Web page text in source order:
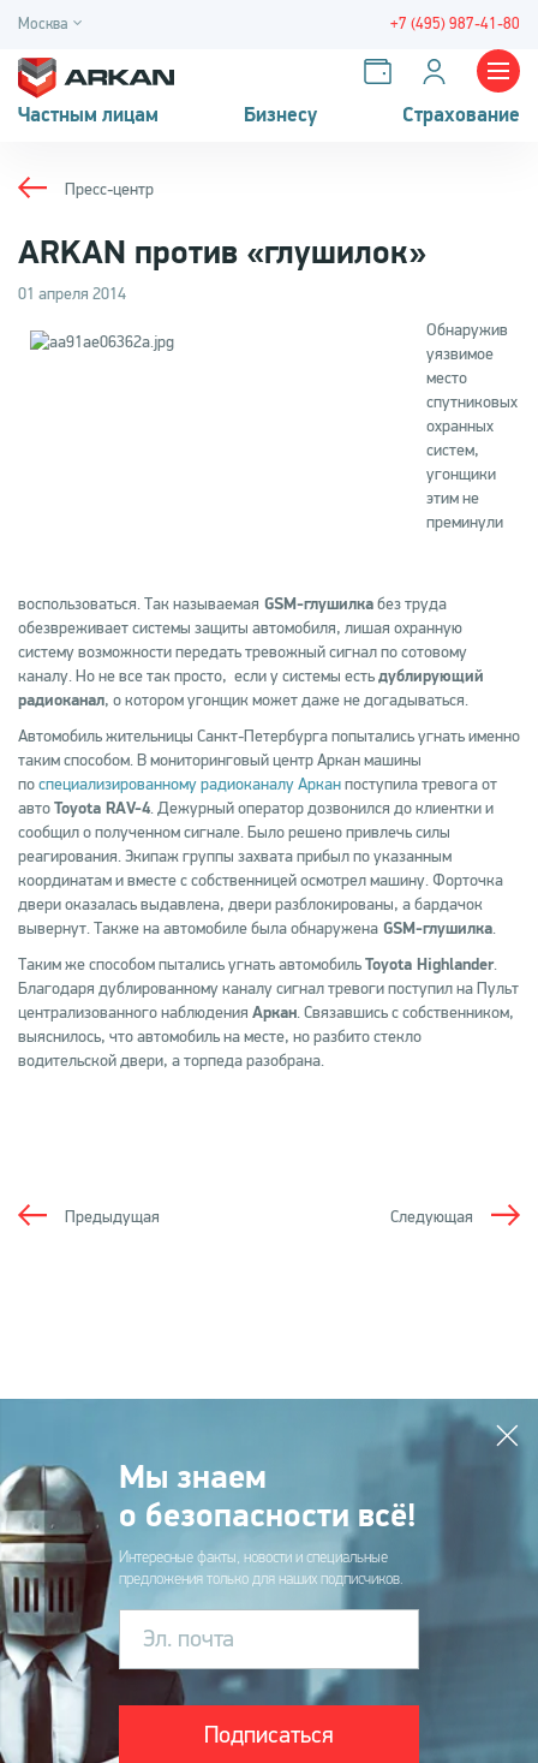
Москва +7 (495) 987-41-80
Частным лицам Бизнесу Страхование
Пресс-центр
ARKAN против «глушилок»
01 апреля 2014
Обнаружив
уязвимое
место
спутниковых
охранных
систем,
угонщики
этим не
преминули
воспользоваться. Так называемая GSM-глушилкабез труда
обезвреживает системы защиты автомобиля, лишая охранную
систему возможности передать тревожный сигнал по сотовому
каналу. Но не все так просто, если у системы естьдублирующий
радиоканал, о котором угонщик может даже не догадываться.
Автомобиль жительницы Санкт-Петербурга попытались угнать именно
таким способом. В мониторинговый центр Аркан машины
поспециализированному радиоканалу Арканпоступила тревога от
автоToyota RAV-4. Дежурный оператор дозвонился до клиентки и
сообщил о полученном сигнале. Было решено привлечь силы
реагирования. Экипаж группы захвата прибыл по указанным
координатам и вместе с собственницей осмотрел машину. Форточка
двери оказалась выдавлена, двери разблокированы, а бардачок
вывернут. Также на автомобиле была обнаружена GSM-глушилка.
Таким же способом пытались угнать автомобильToyota Highlander.
Благодаря дублированному каналу сигнал тревоги поступил на Пульт
централизованного наблюдения Аркан. Связавшись с собственником,
выяснилось, что автомобиль на месте, но разбито стекло
водительской двери, а торпеда разобрана.
Следующая
Предыдущая
Мы знаем
о безопасности всё!
Интересные факты, новости и специальные
предложения только для наших подписчиков.
Эл. почта
Подписаться